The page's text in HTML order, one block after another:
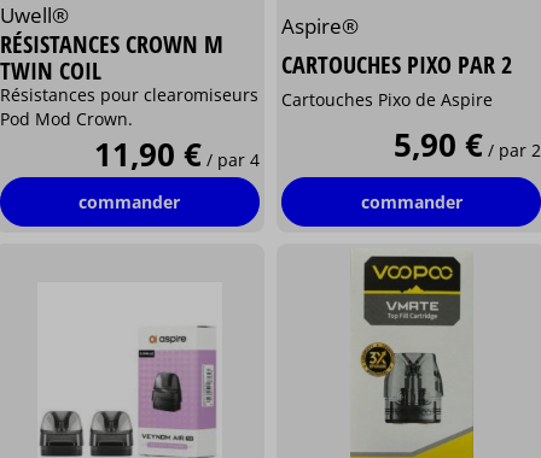
Uwell®
RÉSISTANCES CROWN M
TWIN COIL
Résistances pour clearomiseurs
Pod Mod Crown.
11,90 € / par 4
commander
Aspire®
CARTOUCHES PIXO PAR 2
Cartouches Pixo de Aspire
5,90 € / par 2
commander